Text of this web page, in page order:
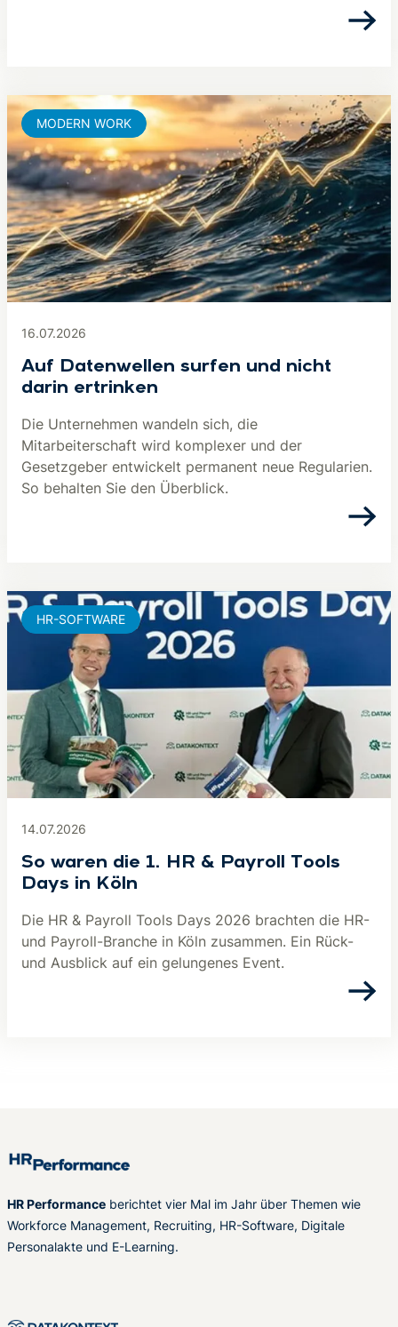
16.07.2026
Auf Datenwellen surfen und nicht
darin ertrinken
Die Unternehmen wandeln sich, die
Mitarbeiterschaft wird komplexer und der
Gesetzgeber entwickelt permanent neue Regularien.
So behalten Sie den Überblick.
MODERN WORK
14.07.2026
So waren die 1. HR & Payroll Tools
Days in Köln
Die HR & Payroll Tools Days 2026 brachten die HR-
und Payroll-Branche in Köln zusammen. Ein Rück-
und Ausblick auf ein gelungenes Event.
HR-SOFTWARE
HR Performance berichtet vier Mal im Jahr über Themen wie
Workforce Management, Recruiting, HR-Software, Digitale
Personalakte und E-Learning.